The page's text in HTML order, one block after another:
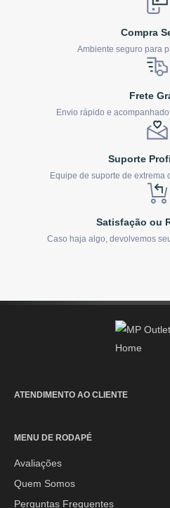
Compra
Ambiente seguro para
Frete
Envio rápido e
Suporte
Equipe de suporte de extrema
Satisfação ou
Caso haja algo, devolvemos
ATENDIMENTO AO CLIENTE
Segunda à Sexta-feira: 08h às
Sábado: 08h às 12h
MENU DE RODAPÉ
Avaliações
Quem Somos
Perguntas Frequentes